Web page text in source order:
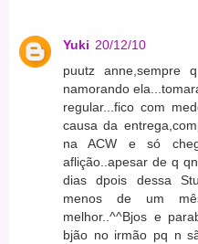
Yuki 20/12/10
puutz anne,sempre
namorando
regular...fico com
causa da
na ACW e só
aflição..apesar de q
dias dpois dessa
menos de um
melhor..^^Bjos e
bjão no irmão pq n